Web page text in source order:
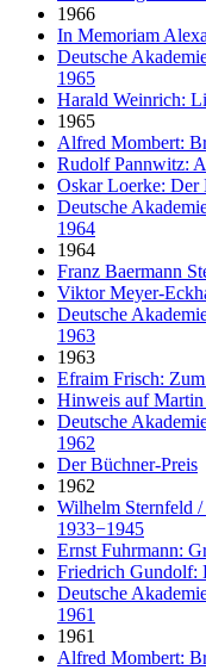
1966
In Memoriam
Deutsche
1965
Harald Weinrich:
1965
Alfred Mombert:
Rudolf Pannwitz:
Oskar Loerke: Der
Deutsche
1964
1964
Franz Baermann
Viktor Meyer-
Deutsche
1963
1963
Efraim Frisch:
Hinweis auf Martin
Deutsche
1962
Der Büchner-Preis
1962
Wilhelm Sternfeld
1933−1945
Ernst Fuhrmann:
Friedrich Gundolf:
Deutsche
1961
1961
Alfred Mombert: